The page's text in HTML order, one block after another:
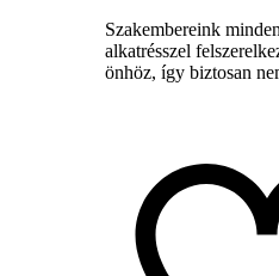
Szakembereink
alkatrésszel
önhöz, így biztosan